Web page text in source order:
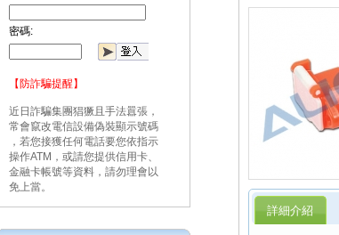
密碼:
【防詐騙提醒】
近日詐騙集團猖獗且手法囂張，
常會竄改電信設備偽裝顯示號碼
，若您接獲任何電話要您依指示
操作ATM，或請您提供信用卡、
金融卡帳號等資料，請勿理會以
免上當。
詳細介紹